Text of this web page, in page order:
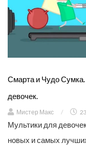
Смарта и Чудо
девочек.
Мистер Макс /
Мультики для
новых и самых